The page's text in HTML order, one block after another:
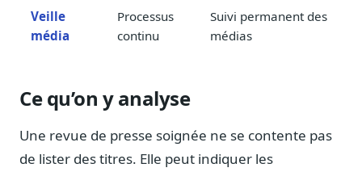
Ils utilisent Legiwatch
Public Sénat, ONG, cabinets
Charte IA
Hébergement européen, RGPD
Veille
média
Processus
continu
Suivi permanent des
médias
Ce qu’on y analyse
Une revue de presse soignée ne se contente pas
de lister des titres. Elle peut indiquer les